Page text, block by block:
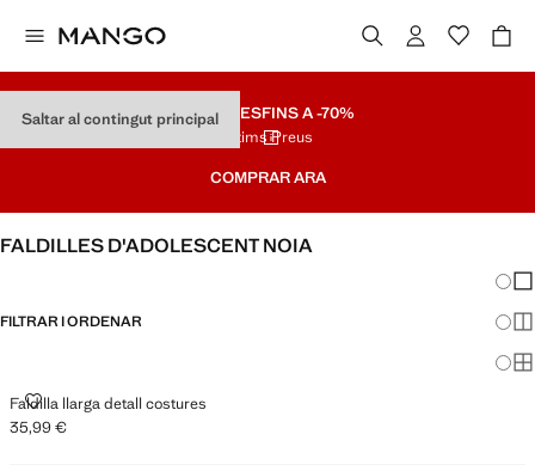
Saltar al contingut principalREBAIXESFINS A -70%
Últims Preus
COMPRAR ARA
FALDILLES D'ADOLESCENT NOIA
FILTRAR I ORDENAR
Faldilla llarga detall costures
FALDILLA LLARGA DETALL COSTURES
Preu actual [35,99 € ]
35,99 €